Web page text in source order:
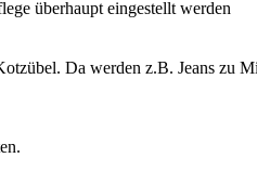
überhaupt eingestellt werden
Da werden z.B. Jeans zu